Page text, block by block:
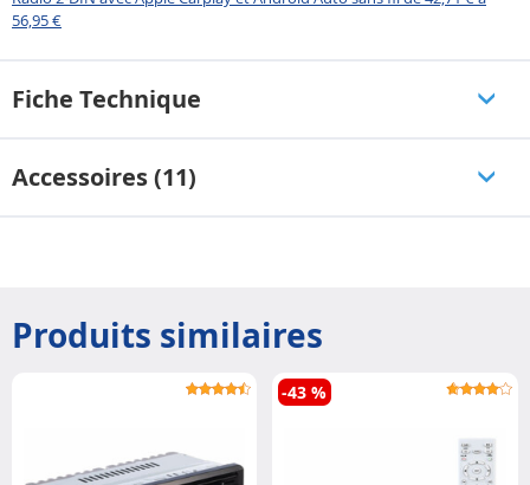
56,95 €
Fiche Technique
Accessoires (11)
Produits similaires
-43 %